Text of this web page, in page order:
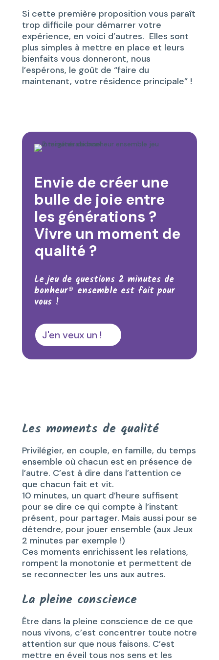
Si cette première proposition vous paraît
trop difficile pour démarrer votre
expérience, en voici d’autres. Elles sont
plus simples à mettre en place et leurs
bienfaits vous donneront, nous
l’espérons, le goût de “faire du
maintenant, votre résidence principale” !
Envie de créer une
bulle de joie entre
les générations ?
Vivre un moment de
qualité ?
Le jeu de questions 2 minutes de
bonheur® ensemble est fait pour
vous !
J'en veux un !
Les moments de qualité
Privilégier, en couple, en famille, du temps
ensemble où chacun est en présence de
l’autre. C’est à dire dans l’attention ce
que chacun fait et vit.
10 minutes, un quart d’heure suffisent
pour se dire ce qui compte à l’instant
présent, pour partager. Mais aussi pour se
détendre, pour jouer ensemble (aux Jeux
2 minutes par exemple !)
Ces moments enrichissent les relations,
rompent la monotonie et permettent de
se reconnecter les uns aux autres.
La pleine conscience
Être dans la pleine conscience de ce que
nous vivons, c’est concentrer toute notre
attention sur que nous faisons. C’est
mettre en éveil tous nos sens et les